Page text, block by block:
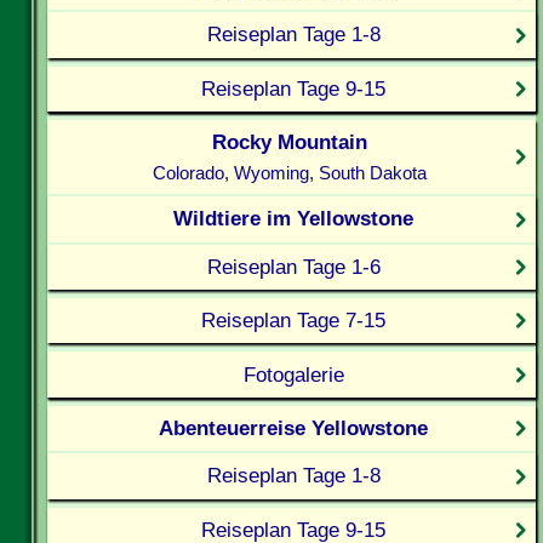
Reiseplan Tage 1-8
Reiseplan Tage 9-15
Rocky Mountain
Colorado, Wyoming, South Dakota
Wildtiere im Yellowstone
Reiseplan Tage 1-6
Reiseplan Tage 7-15
Fotogalerie
Abenteuerreise Yellowstone
Reiseplan Tage 1-8
Reiseplan Tage 9-15